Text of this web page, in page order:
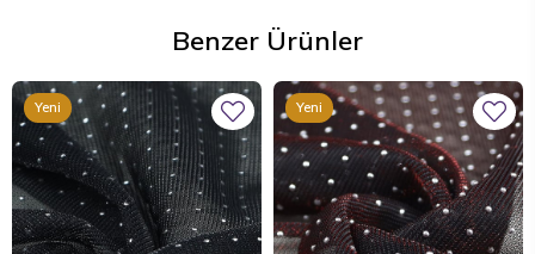
Benzer Ürünler
Yeni
Ürün
Yeni
Ürün